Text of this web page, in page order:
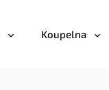
Koupelna